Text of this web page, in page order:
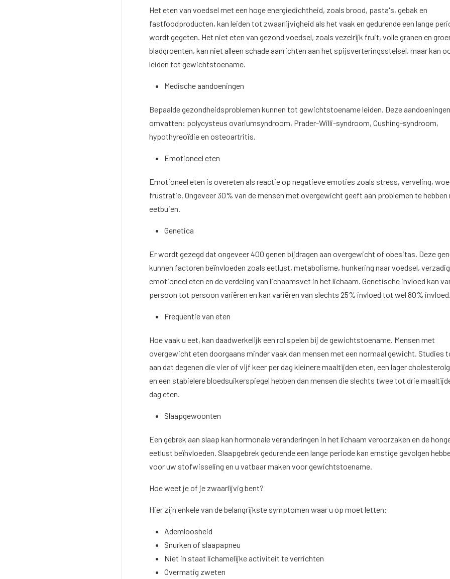
Het eten van voedsel met een hoge energiedichtheid, zoals brood, pasta's, gebak en
fastfoodproducten, kan leiden tot zwaarlijvigheid als het vaak en gedurende een lange
wordt gegeten. Het niet eten van gezond voedsel, zoals vezelrijk fruit, volle granen en
bladgroenten, kan niet alleen schade aanrichten aan het spijsverteringsstelsel, maar kan
leiden tot gewichtstoename.
Medische aandoeningen
Bepaalde gezondheidsproblemen kunnen tot gewichtstoename leiden. Deze aandoeningen
omvatten: polycysteus ovariumsyndroom, Prader-Willi-syndroom, Cushing-syndroom,
hypothyreoïdie en osteoartritis.
Emotioneel eten
Emotioneel eten is overeten als reactie op negatieve emoties zoals stress, verveling,
frustratie. Ongeveer 30% van de mensen met overgewicht geeft aan problemen te hebben
eetbuien.
Genetica
Er wordt gezegd dat ongeveer 400 genen bijdragen aan overgewicht of obesitas. Deze
kunnen factoren beïnvloeden zoals eetlust, metabolisme, hunkering naar voedsel,
emotioneel eten en de verdeling van lichaamsvet in het lichaam. Genetische invloed kan
persoon tot persoon variëren en kan variëren van slechts 25% invloed tot wel 80% invloed.
Frequentie van eten
Hoe vaak u eet, kan daadwerkelijk een rol spelen bij de gewichtstoename. Mensen met
overgewicht eten doorgaans minder vaak dan mensen met een normaal gewicht. Studies
aan dat degenen die vier of vijf keer per dag kleinere maaltijden eten, een lager
en een stabielere bloedsuikerspiegel hebben dan mensen die slechts twee tot drie
dag eten.
Slaapgewoonten
Een gebrek aan slaap kan hormonale veranderingen in het lichaam veroorzaken en de
eetlust beïnvloeden. Slaapgebrek gedurende een lange periode kan ernstige gevolgen
voor uw stofwisseling en u vatbaar maken voor gewichtstoename.
Hoe weet je of je zwaarlijvig bent?
Hier zijn enkele van de belangrijkste symptomen waar u op moet letten:
Ademloosheid
Snurken of slaapapneu
Niet in staat lichamelijke activiteit te verrichten
Overmatig zweten